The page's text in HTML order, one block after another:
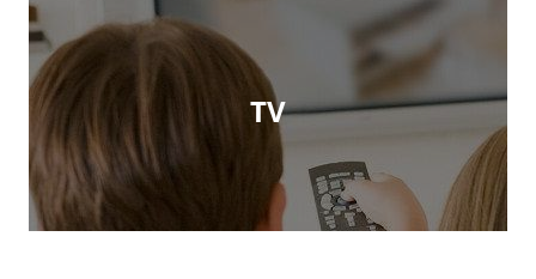
TV